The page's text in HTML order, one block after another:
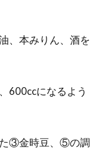
、本みりん、酒を
600ccになるよう
③金時豆、⑤の調